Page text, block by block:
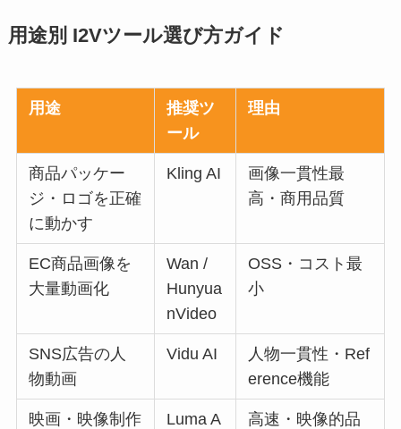
用途別 I2Vツール選び方ガイド
用途
推奨ツ
ール
理由
商品パッケー
ジ・ロゴを正確
に動かす
Kling AI
画像一貫性最
高・商用品質
EC商品画像を
大量動画化
Wan /
Hunyua
nVideo
OSS・コスト最
小
SNS広告の人
物動画
Vidu AI
人物一貫性・Ref
erence機能
映画・映像制作
Luma A
高速・映像的品